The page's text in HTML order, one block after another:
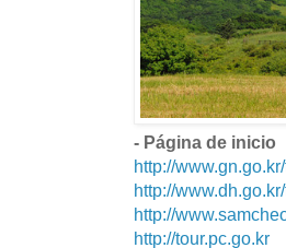
- Página de inicio
http://
http://
http://
http://tour.pc.go.kr